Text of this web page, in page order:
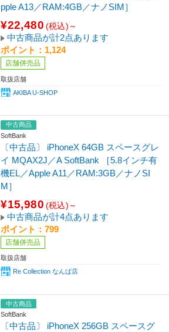
pple A13／RAM:4GB／ナノSIM］
¥22,480 (税込)～
中古商品が計2点あります
ポイント：1,124
店舗併売品
取扱店舗
AKIBA U-SHOP
中古商品
SoftBank
〔中古品〕 iPhoneX 64GB スペースグレ
イ MQAX2J／A SoftBank ［5.8インチ有
機EL／Apple A11／RAM:3GB／ナノSI
M］
¥15,980 (税込)～
中古商品が計4点あります
ポイント：799
店舗併売品
取扱店舗
Re Collection なんば店
中古商品
SoftBank
〔中古品〕 iPhoneX 256GB スペースグ